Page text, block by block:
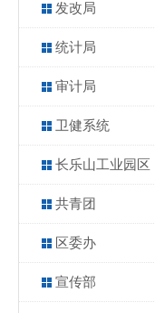
发改局
统计局
审计局
卫健系统
长乐山工业园区
共青团
区委办
宣传部